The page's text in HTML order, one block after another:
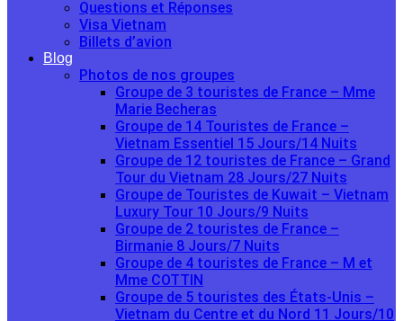
Questions et Réponses
Visa Vietnam
Billets d’avion
Blog
Photos de nos groupes
Groupe de 3 touristes de France – Mme
Marie Becheras
Groupe de 14 Touristes de France –
Vietnam Essentiel 15 Jours/14 Nuits
Groupe de 12 touristes de France – Grand
Tour du Vietnam 28 Jours/27 Nuits
Groupe de Touristes de Kuwait – Vietnam
Luxury Tour 10 Jours/9 Nuits
Groupe de 2 touristes de France –
Birmanie 8 Jours/7 Nuits
Groupe de 4 touristes de France – M et
Mme COTTIN
Groupe de 5 touristes des États-Unis –
Vietnam du Centre et du Nord 11 Jours/10